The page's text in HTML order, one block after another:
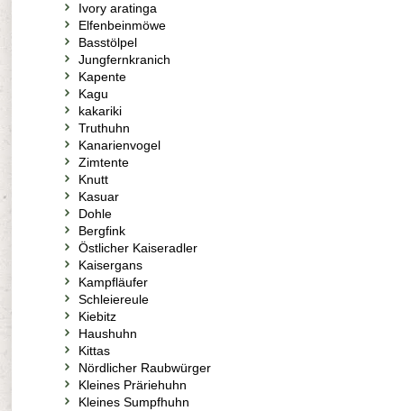
Ivory aratinga
Elfenbeinmöwe
Basstölpel
Jungfernkranich
Kapente
Kagu
kakariki
Truthuhn
Kanarienvogel
Zimtente
Knutt
Kasuar
Dohle
Bergfink
Östlicher Kaiseradler
Kaisergans
Kampfläufer
Schleiereule
Kiebitz
Haushuhn
Kittas
Nördlicher Raubwürger
Kleines Präriehuhn
Kleines Sumpfhuhn